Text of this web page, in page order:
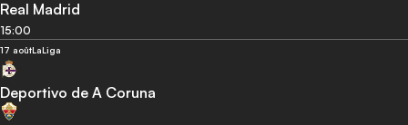
Real Madrid
15:00
17 aoûtLaLiga
Deportivo de A Coruna